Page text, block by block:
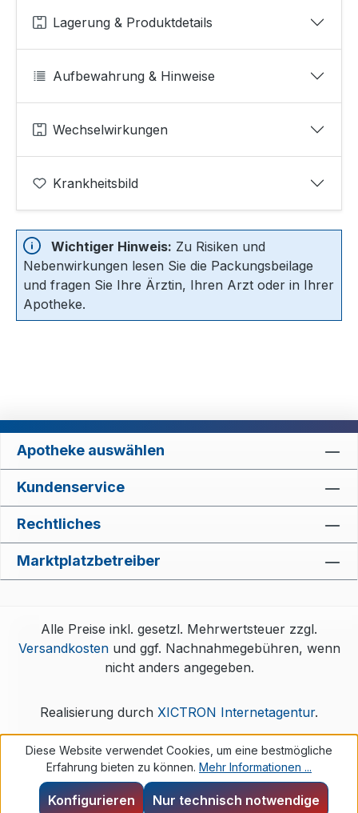
Lagerung & Produktdetails
Aufbewahrung & Hinweise
Wechselwirkungen
Krankheitsbild
Wichtiger Hinweis: Zu Risiken und
Nebenwirkungen lesen Sie die Packungsbeilage
und fragen Sie Ihre Ärztin, Ihren Arzt oder in Ihrer
Apotheke.
Apotheke auswählen
Kundenservice
Rechtliches
Marktplatzbetreiber
Alle Preise inkl. gesetzl. Mehrwertsteuer zzgl.
Versandkostenund ggf. Nachnahmegebühren, wenn
nicht anders angegeben.
Realisierung durch XICTRON Internetagentur.
Diese Website verwendet Cookies, um eine bestmögliche
Erfahrung bieten zu können. Mehr Informationen ...
Nur technisch notwendige
Konfigurieren